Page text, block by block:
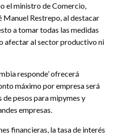
el ministro de Comercio,
Manuel Restrepo, al destacar
a tomar todas las medidas
afectar al sector productivo ni
responde’ ofrecerá
máximo por empresa será
pesos para mipymes y
empresas.
financieras, la tasa de interés